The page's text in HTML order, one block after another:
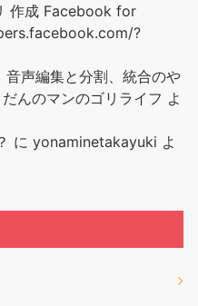
作成 Facebook for
?
声編集と分割、統合のや
んのマンのゴリライフ よ
に yonaminetakayuki よ